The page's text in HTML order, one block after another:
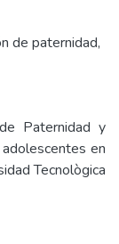
de paternidad,
Paternidad y
en
Tecnològica